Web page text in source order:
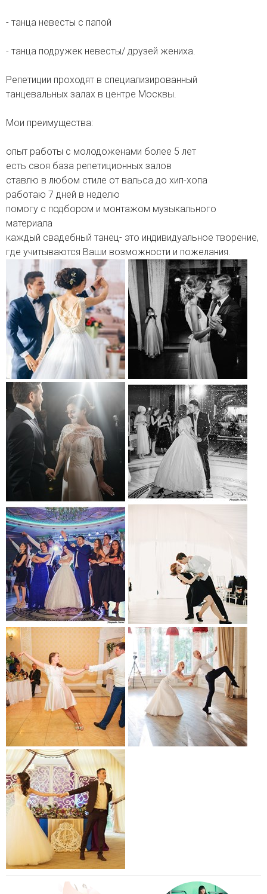
- танца невесты с папой
- танца подружек невесты/ друзей жениха.
Репетиции проходят в специализированный
танцевальных залах в центре Москвы.
Мои преимущества:
опыт работы с молодоженами более 5 лет
есть своя база репетиционных залов
ставлю в любом стиле от вальса до хип-хопа
работаю 7 дней в неделю
помогу с подбором и монтажом музыкального
материала
каждый свадебный танец- это индивидуальное творение,
где учитываются Ваши возможности и пожелания.